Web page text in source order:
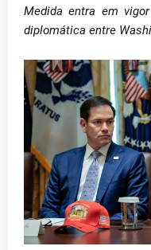
Medida entra em
diplomática entre